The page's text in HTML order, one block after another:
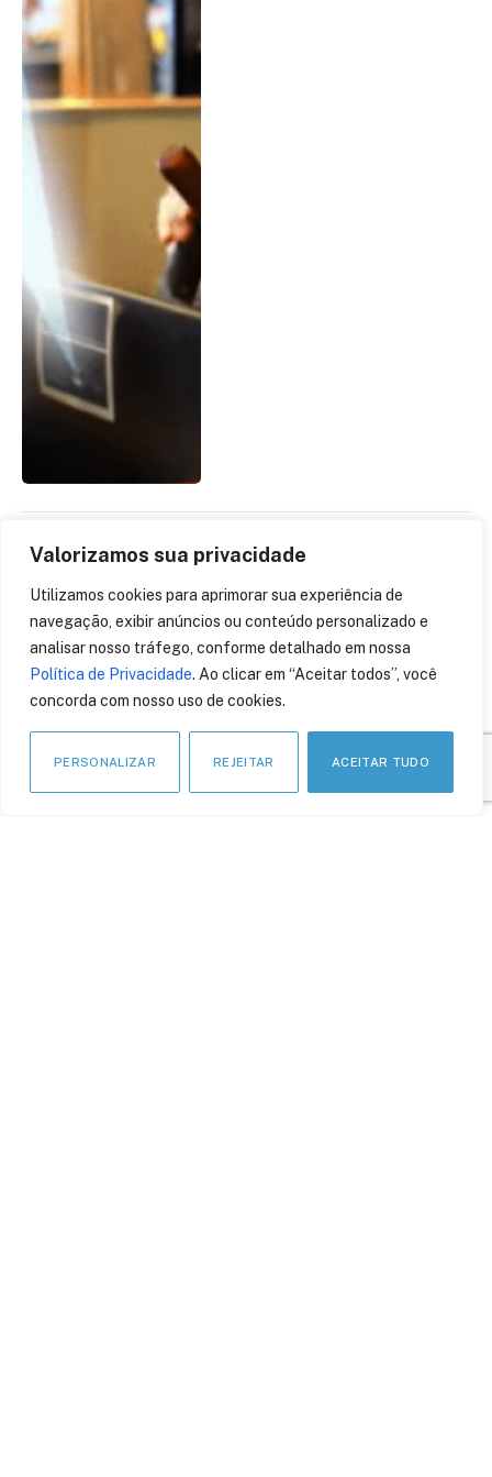
Valorizamos sua privacidade
Utilizamos cookies para aprimorar sua experiência de
navegação, exibir anúncios ou conteúdo personalizado e
analisar nosso tráfego, conforme detalhado em nossa
Política de Privacidade. Ao clicar em “Aceitar todos”, você
concorda com nosso uso de cookies.
PERSONALIZAR REJEITAR ACEITAR TUDO
Os 5 principais erros
cometidos pelas
empresas em
cibersegurança durante
2023
11 de janeiro de 2024